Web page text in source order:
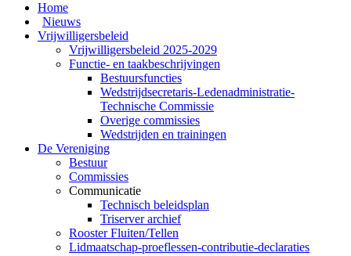
Home
Nieuws
Vrijwilligersbeleid
Vrijwilligersbeleid 2025-2029
Functie- en taakbeschrijvingen
Bestuursfuncties
Wedstrijdsecretaris-Ledenadministratie-
Technische Commissie
Overige commissies
Wedstrijden en trainingen
De Vereniging
Bestuur
Commissies
Communicatie
Technisch beleidsplan
Triserver archief
Rooster Fluiten/Tellen
Lidmaatschap-proeflessen-contributie-declaraties